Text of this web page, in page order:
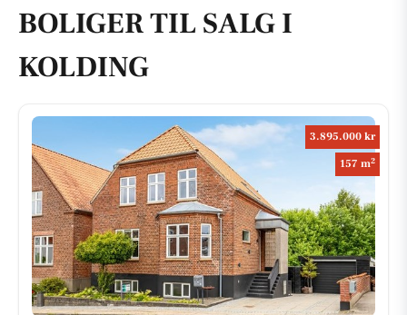
BOLIGER TIL SALG I
KOLDING
3.895.000 kr
157 m2